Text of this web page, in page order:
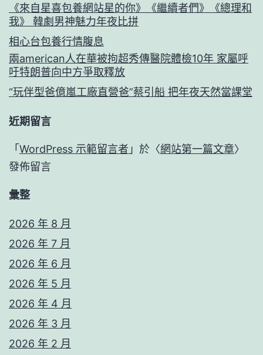
《來自星喜包養網站星的你》《繼續者們》《總理和
我》 韓劇男神魅力年夜比拼
相心台包養行情腹息
兩american人在華被拘超秀傳醫院體檢10年 家屬呼
吁特朗普向中方爭取釋放
“玩伴型爸億嵐工廠直營爸”蔡引船 把年夜天然當課堂
近期留言
「 WordPress 示範留言者 」於〈網站第一篇文章〉
發佈留言
彙整
2026 年 8 月
2026 年 7 月
2026 年 6 月
2026 年 5 月
2026 年 4 月
2026 年 3 月
2026 年 2 月